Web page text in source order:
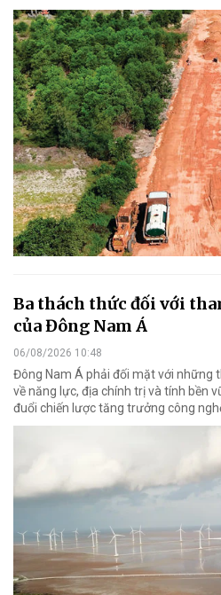
Ba thách thức đối với
của Đông Nam Á
06/08/2026 10:48
Đông Nam Á phải đối mặt với những
về năng lực, địa chính trị và tính bền
đuổi chiến lược tăng trưởng công